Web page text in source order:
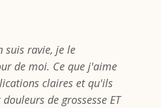
suis ravie, je le
de moi. Ce que j'aime
claires et qu'ils
de grossesse ET